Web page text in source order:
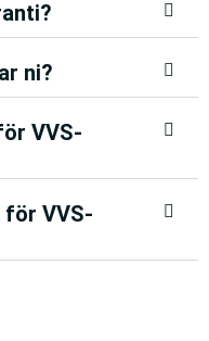
ni?
VVS-
för VVS-